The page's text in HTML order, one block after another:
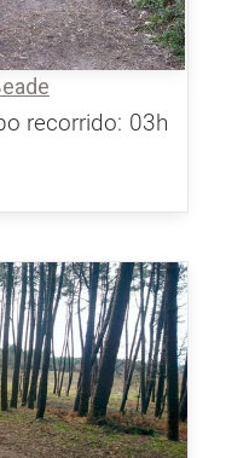
recorrido: 03h